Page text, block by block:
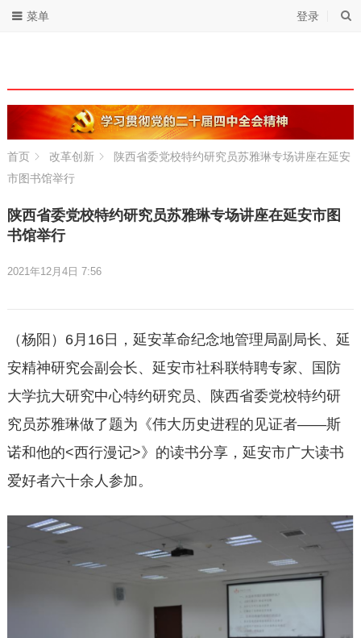
登录
菜单
首页 改革创新
陕西省委党校特约研究员苏雅琳专场讲座在延安
市图书馆举行
陕西省委党校特约研究员苏雅琳专场讲座在延安市图
书馆举行
2021年12月4日 7:56
（杨阳）6月16日，延安革命纪念地管理局副局长、延
安精神研究会副会长、延安市社科联特聘专家、国防
大学抗大研究中心特约研究员、陕西省委党校特约研
究员苏雅琳做了题为《伟大历史进程的见证者——斯
诺和他的<西行漫记>》的读书分享，延安市广大读书
爱好者六十余人参加。